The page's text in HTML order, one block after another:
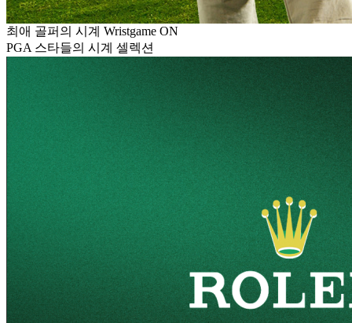
최애 골퍼의 시계 Wristgame ON
PGA 스타들의 시계 셀렉션